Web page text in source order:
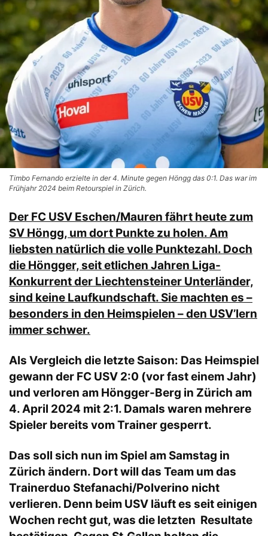
Timbo Fernando erzielte in der 4. Minute gegen Höngg das 0:1. Das war im
Frühjahr 2024 beim Retourspiel in Zürich.
Der FC USV Eschen/Mauren fährt heute zum
SV Höngg, um dort Punkte zu holen. Am
liebsten natürlich die volle Punktezahl. Doch
die Höngger, seit etlichen Jahren Liga-
Konkurrent der Liechtensteiner Unterländer,
sind keine Laufkundschaft. Sie machten es –
besonders in den Heimspielen – den USV’lern
immer schwer.
Als Vergleich die letzte Saison: Das Heimspiel
gewann der FC USV 2:0 (vor fast einem Jahr)
und verloren am Höngger-Berg in Zürich am
4. April 2024 mit 2:1. Damals waren mehrere
Spieler bereits vom Trainer gesperrt.
Das soll sich nun im Spiel am Samstag in
Zürich ändern. Dort will das Team um das
Trainerduo Stefanachi/Polverino nicht
verlieren. Denn beim USV läuft es seit einigen
Wochen recht gut, was die letzten Resultate